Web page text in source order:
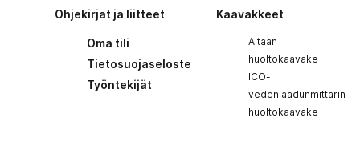
Ohjekirjat ja liitteet
Oma tili
Tietosuojaseloste
Työntekijät
Kaavakkeet
Altaan
huoltokaavake
ICO-
vedenlaadunmittarin
huoltokaavake